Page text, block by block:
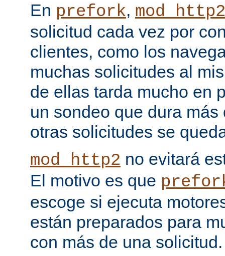
En prefork, mod_http2
solicitud cada vez por
clientes, como los
muchas solicitudes al
de ellas tarda mucho en
un sondeo que dura
otras solicitudes se
mod_http2 no evitará
El motivo es que
escoge si ejecuta
están preparados para
con más de una solicitud.